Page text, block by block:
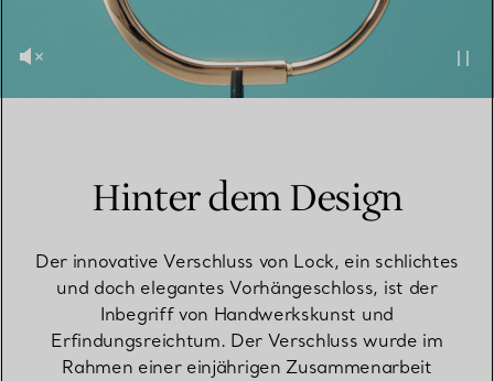
Hinter dem Design
Der innovative Verschluss von Lock, ein schlichtes
und doch elegantes Vorhängeschloss, ist der
Inbegriff von Handwerkskunst und
Erfindungsreichtum. Der Verschluss wurde im
Rahmen einer einjährigen Zusammenarbeit